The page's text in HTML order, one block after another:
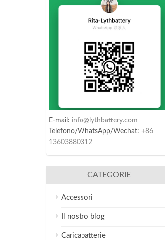
E-mail: info@lythbattery.com
Telefono/WhatsApp/Wechat: +86
13603880312
CATEGORIE
Accessori
Il nostro blog
Caricabatterie